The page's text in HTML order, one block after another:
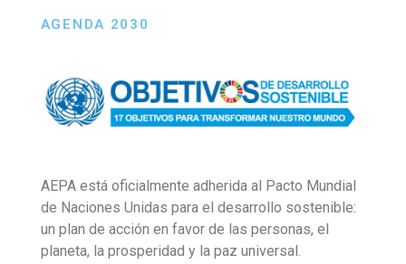
AGENDA 2030
AEPA está oficialmente adherida al Pacto Mundial
de Naciones Unidas para el desarrollo sostenible:
un plan de acción en favor de las personas, el
planeta, la prosperidad y la paz universal.